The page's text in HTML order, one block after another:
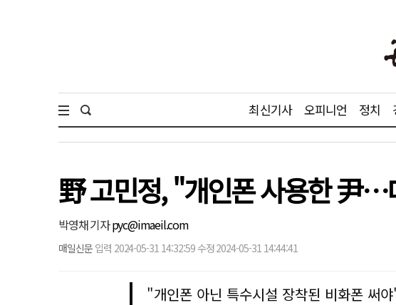
최신기사 오피니언 정치
野 고민정, "개인폰 사용한 尹…
박영채 기자pyc@imaeil.com
매일신문 입력 2024-05-31 14:32:59 수정 2024-05-31 14:44:41
"개인폰 아닌 특수시설 장착된 비화폰 써